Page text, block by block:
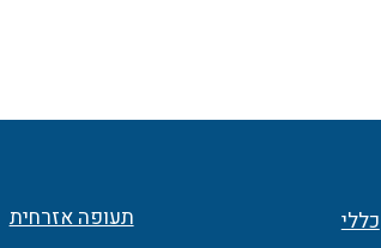
כללי תעופה אזרחית